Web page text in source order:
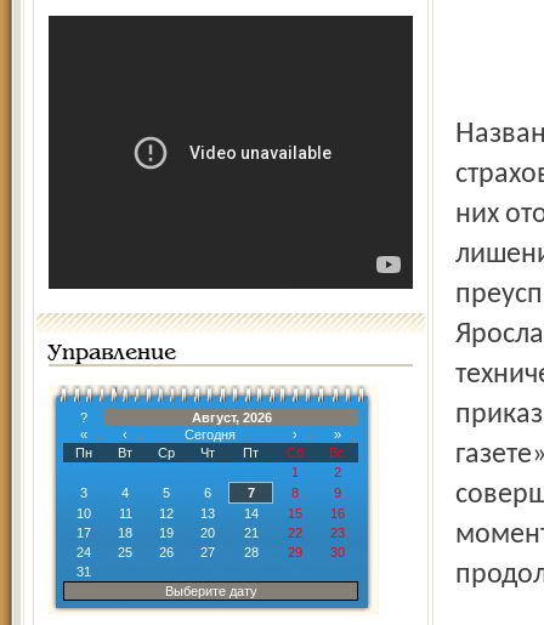
Управление
?
Август, 2026
«
‹ Сегодня ›
»
Пн
Вт Ср Чт Пт Сб
Вс
1
2
3
4 5 6 7 8
9
10
11 12 13 14 15
16
17
18 19 20 21 22
23
24
25 26 27 28 29
30
31
Выберите дату
Названия фирм созвучны, и руководителям ярославских
них